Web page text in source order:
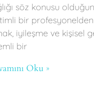
söz konusu
bir
iyileşme ve kişisel
bir
Oku »